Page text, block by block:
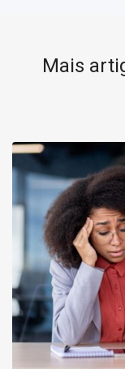
Mais